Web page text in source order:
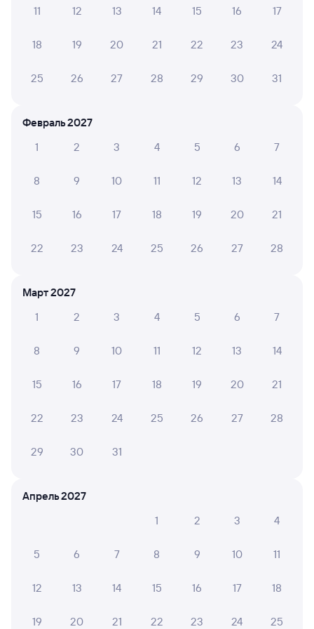
Способы оплаты
Правила работы сервиса
А ещё здесь можно найти
Обратные билеты из Липецка в Становую
Другие авиарейсы из Липецка
Вокзал Липецк
11 12 13 14 15 16 17
18 19 20 21 22 23 24
25 26 27 28 29 30 31
Февраль 2027
1
2 3 4 5 6 7
8 9 10 11 12 13 14
15 16 17 18 19 20 21
22 23 24 25 26 27 28
Март 2027
1
2 3 4 5 6 7
8 9 10 11 12 13 14
15 16 17 18 19 20 21
22 23 24 25 26 27 28
29 30 31
Апрель 2027
1
2 3 4
5 6 7 8 9 10 11
12 13 14 15 16 17 18
19 20 21 22 23 24 25